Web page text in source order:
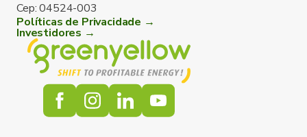
Cep: 04524-003
Políticas de Privacidade →
Investidores →